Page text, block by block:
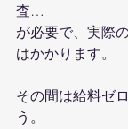
査…
が必要で、実際
はかかります。
その間は給料ゼ
う。